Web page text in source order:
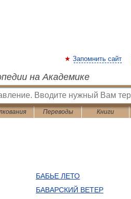
Запомнить сайт
на Академике
Переводы Книги
БАБЬЕ ЛЕТО
БАВАРСКИЙ ВЕТЕР